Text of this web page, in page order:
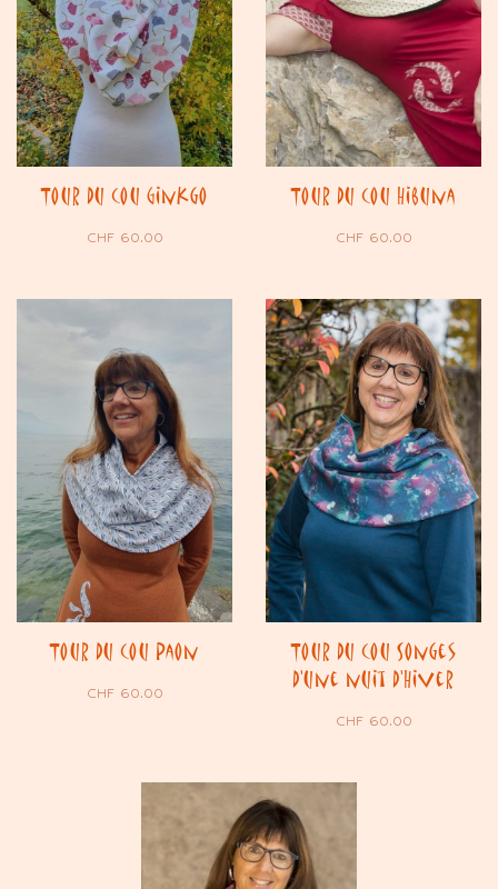
Tour du cou Ginkgo
CHF60.00
Tour du cou Hibuna
CHF60.00
Tour du cou Paon
CHF60.00
Tour du cou Songes
d’une nuit d’Hiver
CHF60.00